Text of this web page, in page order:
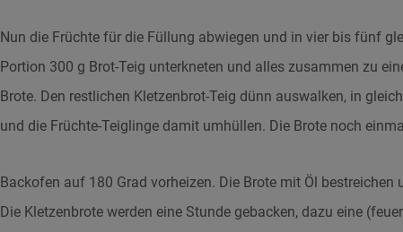
Nun die Früchte für die Füllung abwiegen und in vier bis fünf
Portion 300 g Brot-Teig unterkneten und alles zusammen zu
Brote. Den restlichen Kletzenbrot-Teig dünn auswalken, in
und die Früchte-Teiglinge damit umhüllen. Die Brote noch
Backofen auf 180 Grad vorheizen. Die Brote mit Öl bestreichen
Die Kletzenbrote werden eine Stunde gebacken, dazu eine